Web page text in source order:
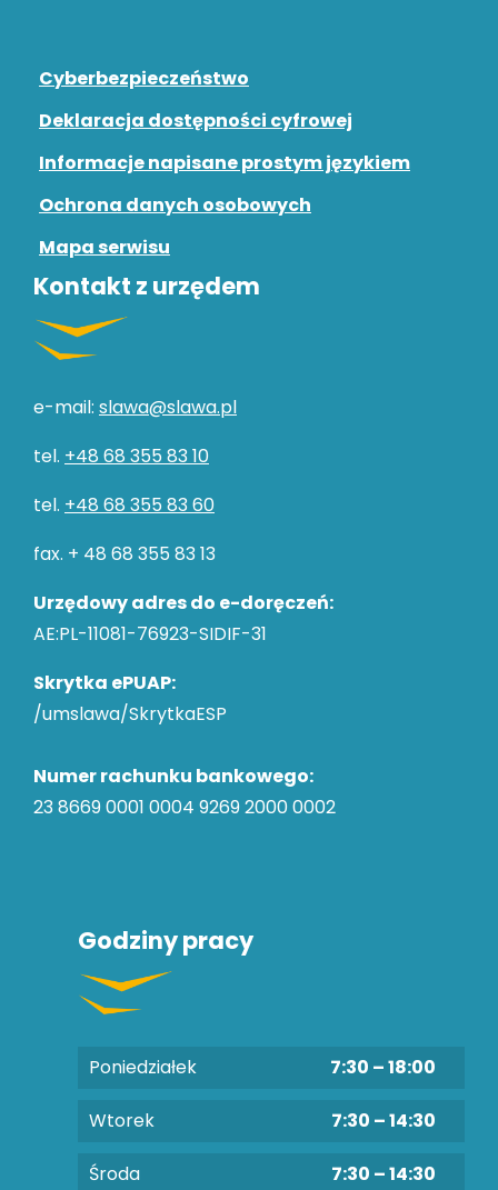
Cyberbezpieczeństwo
Deklaracja dostępności cyfrowej
Informacje napisane prostym językiem
Ochrona danych osobowych
Mapa serwisu
Kontakt z urzędem
e-mail: slawa@slawa.pl
tel. +48 68 355 83 10
tel. +48 68 355 83 60
fax. + 48 68 355 83 13
Urzędowy adres do e-doręczeń:
AE:PL-11081-76923-SIDIF-31
Skrytka ePUAP:
/umslawa/SkrytkaESP
Numer rachunku bankowego:
23 8669 0001 0004 9269 2000 0002
Godziny pracy
Poniedziałek 7:30 – 18:00
Wtorek 7:30 – 14:30
Środa 7:30 – 14:30